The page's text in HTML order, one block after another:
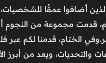
أضافوا عمقًا
قدمت مجموعة من النجوم
ويعد من أبرز